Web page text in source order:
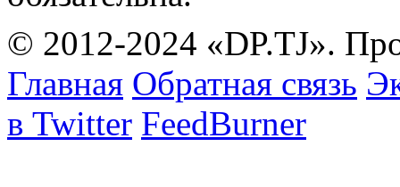
© 2012-2024 «DP.TJ».
Главная Обратная связь
в Twitter FeedBurner